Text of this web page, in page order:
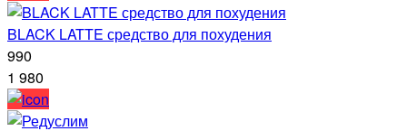
BLACK LATTE средство для похудения
990
1 980